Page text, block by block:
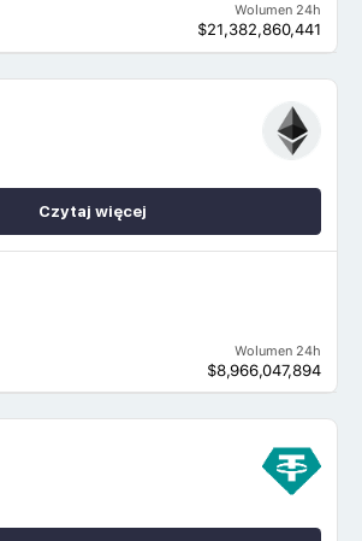
Wolumen 24h
$21,382,860,441
Wolumen 24h
$8,966,047,894
Czytaj więcej